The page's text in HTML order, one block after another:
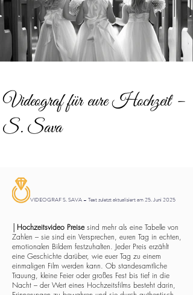
Videograf für eure Hochzeit –
S. Sava
VIDEOGRAF S. SAVA – Text zuletzt aktualisiert am 25. Juni 2025
Hochzeitsvideo Preisesind mehr als eine Tabelle von
Zahlen – sie sind ein Versprechen, euren Tag in echten,
emotionalen Bildern festzuhalten. Jeder Preis erzählt
eine Geschichte darüber, wie euer Tag zu einem
einmaligen Film werden kann. Ob standesamtliche
Trauung, kleine Feier oder großes Fest bis tief in die
Nacht – der Wert eines Hochzeitsfilms besteht darin,